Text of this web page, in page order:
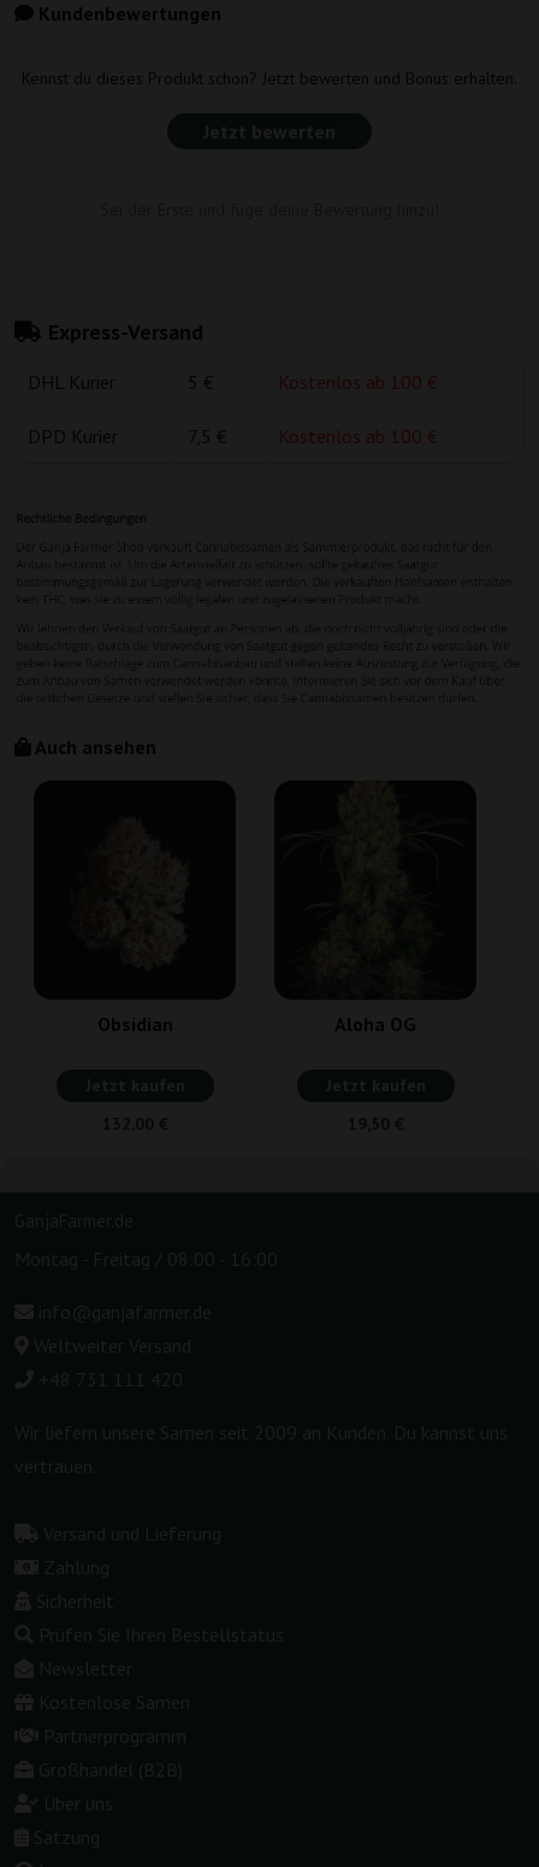
Kundenbewertungen
Kennst du dieses Produkt schon? Jetzt bewerten und Bonus erhalten.
Jetzt bewerten
Express-Versand
DHL Kurier 5 € Kostenlos ab 100 €
DPD Kurier 7,5 € Kostenlos ab 100 €
Auch ansehen
Obsidian
Jetzt kaufen
132,00 €
Aloha OG
Jetzt kaufen
19,50 €
GanjaFarmer.de
Montag - Freitag / 08:00 - 16:00
info@ganjafarmer.de
Weltweiter Versand
+48 731 111 420
Wir liefern unsere Samen seit 2009 an Kunden. Du kannst uns
vertrauen.
Versand und Lieferung
Zahlung
Sicherheit
Prüfen Sie Ihren Bestellstatus
Newsletter
Kostenlose Samen
Partnerprogramm
Großhandel (B2B)
Über uns
Satzung